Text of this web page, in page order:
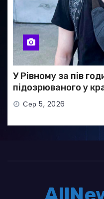
У Рівному за пів
підозрюваного у
тисяч гривень
Сер 5, 2026